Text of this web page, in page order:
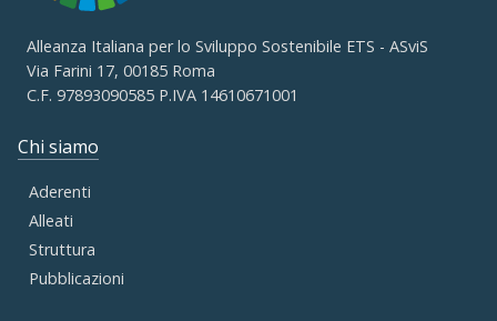
Alleanza Italiana per lo Sviluppo Sostenibile ETS - ASviS
Via Farini 17, 00185 Roma
C.F. 97893090585 P.IVA 14610671001
Chi siamo
Aderenti
Alleati
Struttura
Pubblicazioni